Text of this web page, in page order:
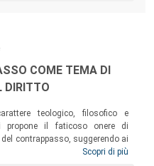
COME TEMA DI
DIRITTO
teologico, filosofico e
propone il faticoso onere di
contrappasso, suggerendo ai
– la sua archiviazione
Scopri di più